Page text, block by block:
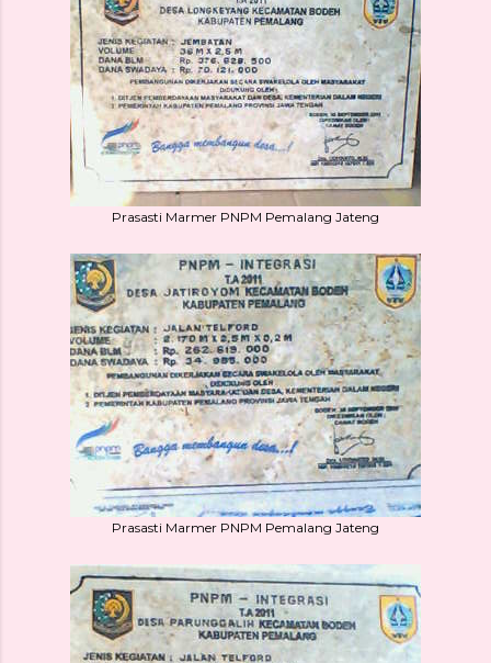
Prasasti Marmer PNPM Pemalang Jateng
Prasasti Marmer PNPM Pemalang Jateng